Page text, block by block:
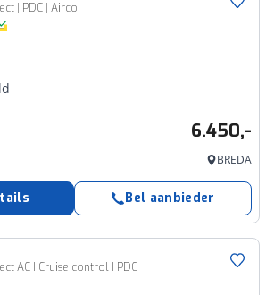
| PDC | Airco
6.450,-
BREDA
Bel aanbieder
AC I Cruise control I PDC